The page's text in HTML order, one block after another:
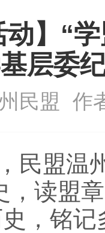
动】“
层委
民盟 作
盟温州
，读盟
，铭